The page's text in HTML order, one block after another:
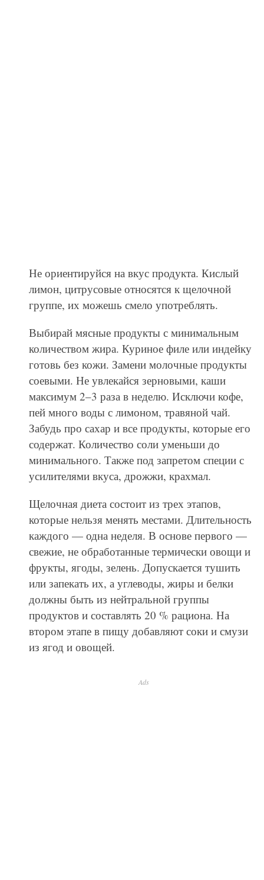
Не ориентируйся на вкус продукта. Кислый
лимон, цитрусовые относятся к щелочной
группе, их можешь смело употреблять.
Выбирай мясные продукты с минимальным
количеством жира. Куриное филе или индейку
готовь без кожи. Замени молочные продукты
соевыми. Не увлекайся зерновыми, каши
максимум 2–3 раза в неделю. Исключи кофе,
пей много воды с лимоном, травяной чай.
Забудь про сахар и все продукты, которые его
содержат. Количество соли уменьши до
минимального. Также под запретом специи с
усилителями вкуса, дрожжи, крахмал.
Щелочная диета состоит из трех этапов,
которые нельзя менять местами. Длительность
каждого — одна неделя. В основе первого —
свежие, не обработанные термически овощи и
фрукты, ягоды, зелень. Допускается тушить
или запекать их, а углеводы, жиры и белки
должны быть из нейтральной группы
продуктов и составлять 20 % рациона. На
втором этапе в пищу добавляют соки и смузи
из ягод и овощей.
Ads